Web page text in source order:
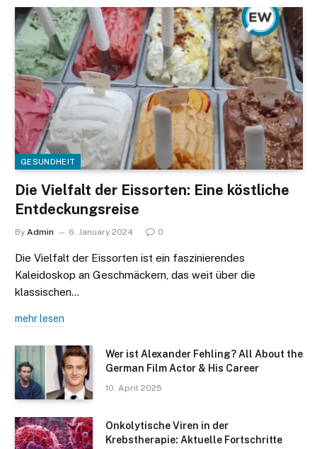
GESUNDHEIT
Die Vielfalt der Eissorten: Eine köstliche
Entdeckungsreise
By Admin 6. January 2024 0
Die Vielfalt der Eissorten ist ein faszinierendes
Kaleidoskop an Geschmäckern, das weit über die
klassischen…
mehr lesen
Wer ist Alexander Fehling? All About the
German Film Actor & His Career
10. April 2025
Onkolytische Viren in der
Krebstherapie: Aktuelle Fortschritte